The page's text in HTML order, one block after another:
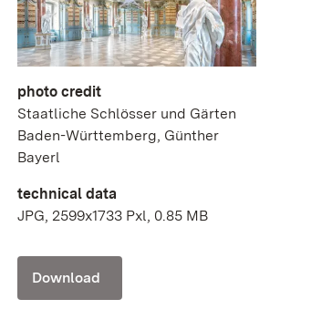
photo credit
Staatliche Schlösser und Gärten
Baden-Württemberg, Günther
Bayerl
technical data
JPG, 2599x1733 Pxl, 0.85 MB
Download